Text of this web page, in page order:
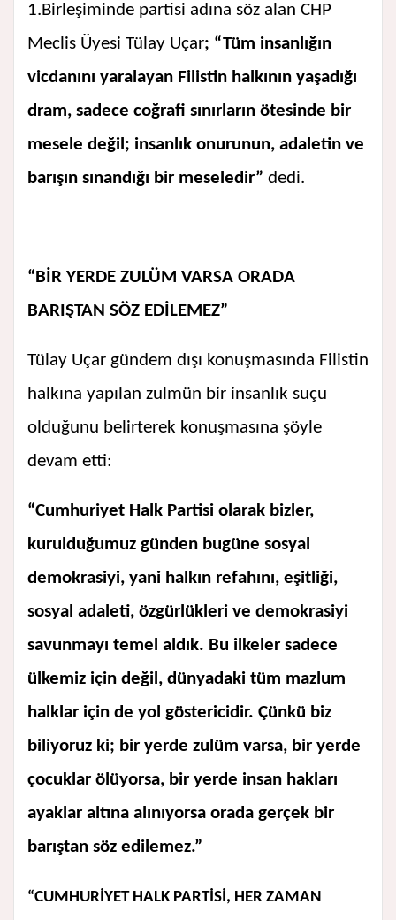
1.Birleşiminde partisi adına söz alan CHP
Meclis Üyesi Tülay Uçar; “Tüm insanlığın
vicdanını yaralayan Filistin halkının yaşadığı
dram, sadece coğrafi sınırların ötesinde bir
mesele değil; insanlık onurunun, adaletin ve
barışın sınandığı bir meseledir” dedi.
“BİR YERDE ZULÜM VARSA ORADA
BARIŞTAN SÖZ EDİLEMEZ”
Tülay Uçar gündem dışı konuşmasında Filistin
halkına yapılan zulmün bir insanlık suçu
olduğunu belirterek konuşmasına şöyle
devam etti:
“Cumhuriyet Halk Partisi olarak bizler,
kurulduğumuz günden bugüne sosyal
demokrasiyi, yani halkın refahını, eşitliği,
sosyal adaleti, özgürlükleri ve demokrasiyi
savunmayı temel aldık. Bu ilkeler sadece
ülkemiz için değil, dünyadaki tüm mazlum
halklar için de yol göstericidir. Çünkü biz
biliyoruz ki; bir yerde zulüm varsa, bir yerde
çocuklar ölüyorsa, bir yerde insan hakları
ayaklar altına alınıyorsa orada gerçek bir
barıştan söz edilemez.”
“CUMHURİYET HALK PARTİSİ, HER ZAMAN